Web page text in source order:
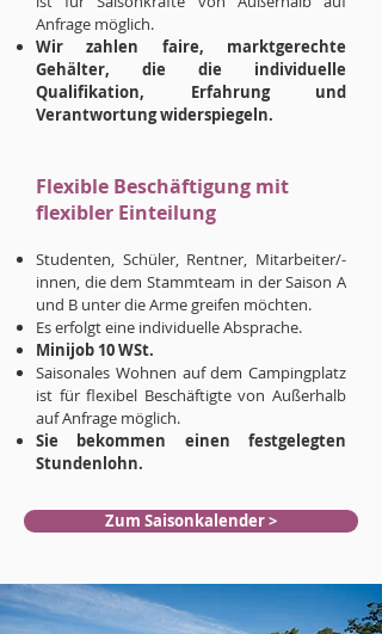
Anfrage möglich.
Wir zahlen faire, marktgerechte
Gehälter, die die individuelle
Qualiﬁkation, Erfahrung und
Verantwortung widerspiegeln.
Flexible Beschäftigung mit
ﬂexibler Einteilung
Studenten, Schüler, Rentner, Mitarbeiter/-
innen, die dem Stammteam in der Saison A
und B unter die Arme greifen möchten.
Es erfolgt eine individuelle Absprache.
Minijob 10 WSt.
Saisonales Wohnen auf dem Campingplatz
ist für ﬂexibel Beschäftigte von Außerhalb
auf Anfrage möglich.
Sie bekommen einen festgelegten
Stundenlohn.
Zum Saisonkalender >